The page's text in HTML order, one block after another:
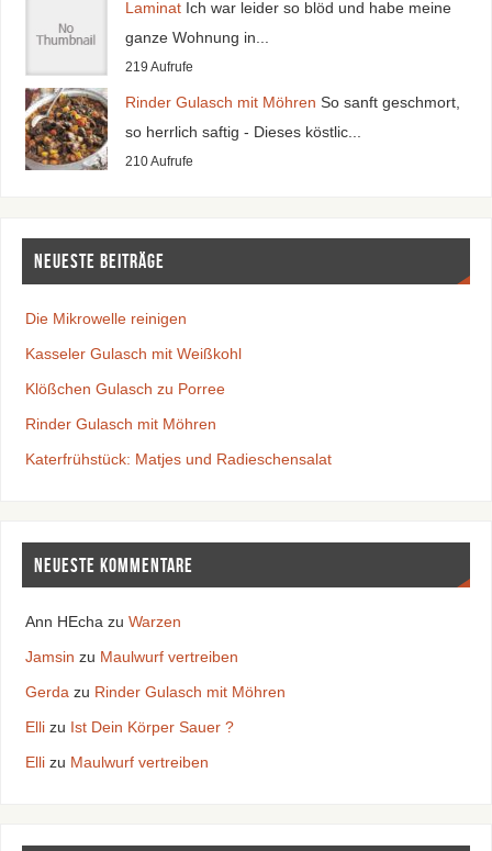
Laminat Ich war leider so blöd und habe meine
ganze Wohnung in...
219 Aufrufe
Rinder Gulasch mit Möhren So sanft geschmort,
so herrlich saftig - Dieses köstlic...
210 Aufrufe
Neueste Beiträge
Die Mikrowelle reinigen
Kasseler Gulasch mit Weißkohl
Klößchen Gulasch zu Porree
Rinder Gulasch mit Möhren
Katerfrühstück: Matjes und Radieschensalat
Neueste Kommentare
Ann HEchazu Warzen
Jamsin zu Maulwurf vertreiben
Gerdazu Rinder Gulasch mit Möhren
Ellizu Ist Dein Körper Sauer ?
Ellizu Maulwurf vertreiben